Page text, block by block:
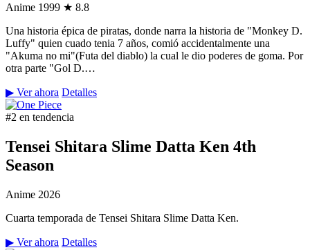
Anime 1999 ★ 8.8
Una historia épica de piratas, donde narra la historia de "Monkey D.
Luffy" quien cuado tenia 7 años, comió accidentalmente una
"Akuma no mi"(Futa del diablo) la cual le dio poderes de goma. Por
otra parte "Gol D.…
▶ Ver ahora Detalles
#2 en tendencia
Tensei Shitara Slime Datta Ken 4th
Season
Anime 2026
Cuarta temporada de Tensei Shitara Slime Datta Ken.
▶ Ver ahora Detalles